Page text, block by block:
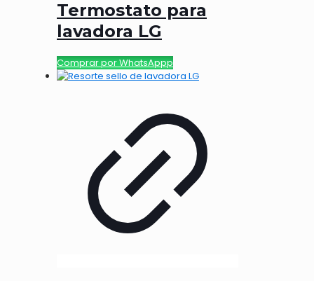
Termostato para
lavadora LG
Comprar por WhatsAppp